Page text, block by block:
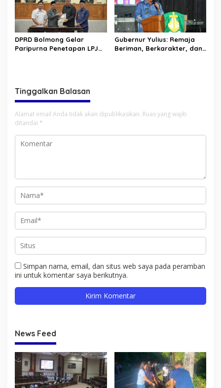
DPRD Bolmong Gelar
Paripurna Penetapan LPJ
Gubernur Yulius: Remaja
Beriman, Berkarakter, dan
Tinggalkan Balasan
Alamat email Anda tidak akan dipublikasikan. Ruas yang wajib
ditandai *
Simpan nama, email, dan situs web saya pada peramban
ini untuk komentar saya berikutnya.
News Feed